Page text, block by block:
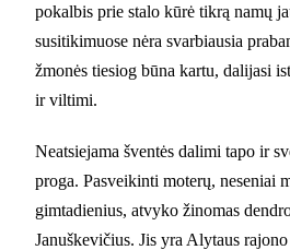
pokalbis prie stalo kūrė tikrą namų
susitikimuose nėra svarbiausia
žmonės tiesiog būna kartu, dalijasi
ir viltimi.
Neatsiejama šventės dalimi tapo ir
proga. Pasveikinti moterų, neseniai
gimtadienius, atvyko žinomas
Januškevičius. Jis yra Alytaus